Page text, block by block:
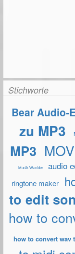
Stichworte
Bear Audio-
zu MP3
MP3
Musik Wanlder audio
ringtone maker
to edit
how to
how to convert wav